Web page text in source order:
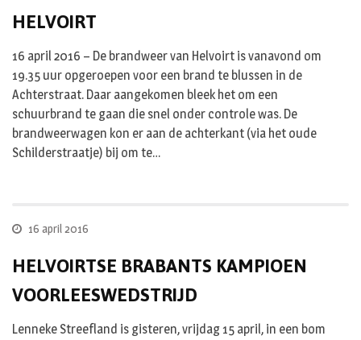
HELVOIRT
16 april 2016 – De brandweer van Helvoirt is vanavond om
19.35 uur opgeroepen voor een brand te blussen in de
Achterstraat. Daar aangekomen bleek het om een
schuurbrand te gaan die snel onder controle was. De
brandweerwagen kon er aan de achterkant (via het oude
Schilderstraatje) bij om te…
16 april 2016
HELVOIRTSE BRABANTS KAMPIOEN
VOORLEESWEDSTRIJD
Lenneke Streefland is gisteren, vrijdag 15 april, in een bom